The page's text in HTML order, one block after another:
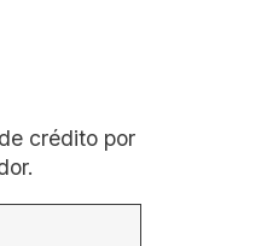
de crédito por